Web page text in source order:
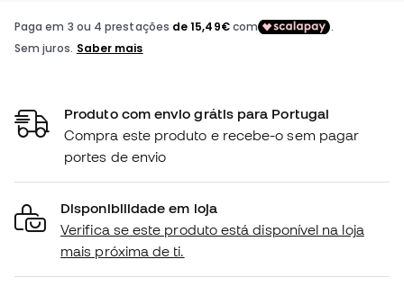
Produto com envio grátis para Portugal
Compra este produto e recebe-o sem pagar
portes de envio
Disponibilidade em loja
Verifica se este produto está disponível na loja
mais próxima de ti.